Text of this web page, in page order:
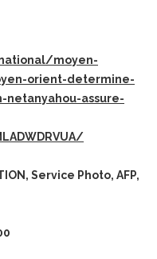
moyen-
orient-determine-
assure-
Service Photo, AFP,